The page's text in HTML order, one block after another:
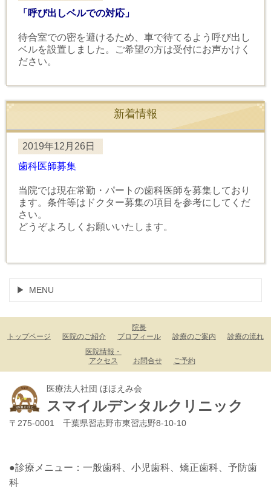
「呼び出しベルでの対応」
待合室での密を避けるため、車で待てるよう呼び出し
ベルを設置しました。ご希望の方は受付にお声かけく
ださい。
新着情報
2019年12月26日
歯科医師募集
当院では現在常勤・パートの歯科医師を募集しており
ます。条件等はドクター募集の項目を参考にしてくだ
さい。
どうぞよろしくお願いいたします。
MENU
トップページ 医院のご紹介
院長
プロフィール
診療のご案内
診療の流れ
医院情報・
アクセス
お問合せ ご予約
医療法人社団 ほほえみ会
スマイルデンタルクリニック
〒275-0001 千葉県習志野市東習志野8-10-10
●診療メニュー：一般歯科、小児歯科、矯正歯科、予防歯
科